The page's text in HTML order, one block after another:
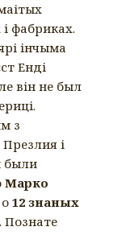
фабриках.
інчыма
Енді
він не был
з
і
были
Марко
о12 знаных
. Познате